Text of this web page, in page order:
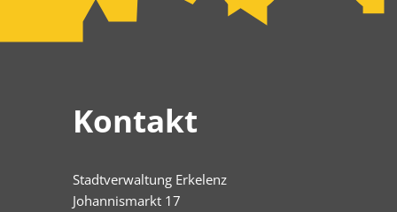
Kontakt
Stadtverwaltung Erkelenz
Johannismarkt 17